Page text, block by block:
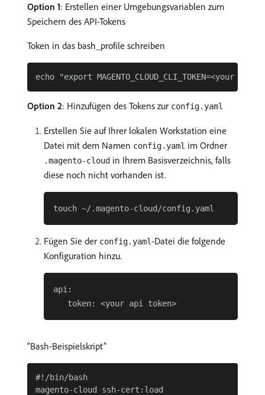
Option 1: Erstellen einer Umgebungsvariablen zum
Speichern des API-Tokens
Token in das bash_profile schreiben
Option 2: Hinzufügen des Tokens zur config.yaml
Erstellen Sie auf Ihrer lokalen Workstation eine
Datei mit dem Namen config.yaml im Ordner
.magento-cloud in Ihrem Basisverzeichnis, falls
diese noch nicht vorhanden ist.
Fügen Sie der config.yaml-Datei die folgende
Konfiguration hinzu.
api:
Bash-Beispielskript
#!/bin/bash
magento-cloud ssh-cert:load